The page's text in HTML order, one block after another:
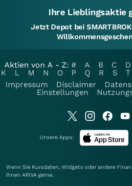
Ihre Lieblingsaktie
Jetzt Depot bei
Aktien von A - Z: # A B C D
K
L M N O P Q R S T
Impressum
Disclaimer
Einstellungen
Unsere Apps:
Wenn Sie Kursdaten, Widgets oder andere
Ihnen ARIVA gerne.